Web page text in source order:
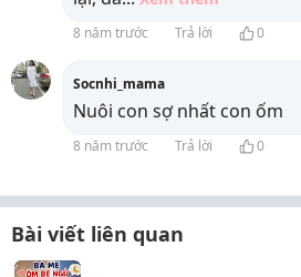
8 năm trước Trả lời 0
Socnhi_mama
Nuôi con sợ nhất con ốm
8 năm trước Trả lời 0
Bài viết liên quan